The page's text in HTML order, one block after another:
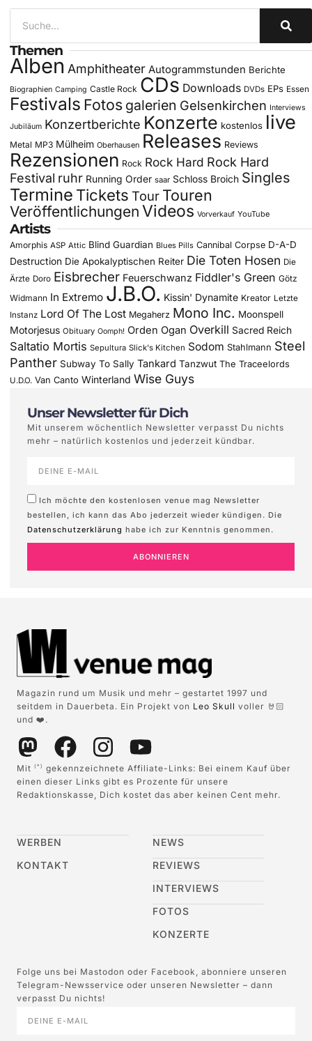
Themen
Alben Amphitheater Autogrammstunden Berichte
Biographien Camping Castle Rock CDs Downloads DVDs EPs Essen
Festivals Fotos galerien Gelsenkirchen Interviews
Jubiläum Konzertberichte Konzerte kostenlos live
Metal MP3 Mülheim Oberhausen Releases Reviews
Rezensionen Rock Rock Hard Rock Hard
Festival ruhr Running Order saar Schloss Broich Singles
Termine Tickets Tour Touren
Veröffentlichungen Videos Vorverkauf YouTube
Artists
Amorphis ASP Attic Blind Guardian Blues Pills Cannibal Corpse D-A-D
Destruction Die Apokalyptischen Reiter Die Toten Hosen Die
Ärzte Doro Eisbrecher Feuerschwanz Fiddler's Green Götz
Widmann In Extremo J.B.O. Kissin' Dynamite Kreator Letzte
Instanz Lord Of The Lost Megaherz Mono Inc. Moonspell
Motorjesus Obituary Oomph! Orden Ogan Overkill Sacred Reich
Saltatio Mortis Sepultura Slick's Kitchen Sodom Stahlmann Steel
Panther Subway To Sally Tankard Tanzwut The Traceelords
U.D.O. Van Canto Winterland Wise Guys
Unser Newsletter für Dich
Mit unserem wöchentlich Newsletter verpasst Du nichts
mehr – natürlich kostenlos und jederzeit kündbar.
Ich möchte den kostenlosen venue mag Newsletter
bestellen, ich kann das Abo jederzeit wieder kündigen. Die
Datenschutzerklärung habe ich zur Kenntnis genommen.
ABONNIEREN
Magazin rund um Musik und mehr – gestartet 1997 und
seitdem in Dauerbeta. Ein Projekt von Leo Skull voller 🤘🏻
und ❤️.
Mit (*)
gekennzeichnete Affiliate-Links: Bei einem Kauf über
einen dieser Links gibt es Prozente für unsere
Redaktionskasse, Dich kostet das aber keinen Cent mehr.
WERBEN
KONTAKT
NEWS
REVIEWS
INTERVIEWS
FOTOS
KONZERTE
Folge uns bei Mastodon oder Facebook, abonniere unseren
Telegram-Newsservice oder unseren Newsletter – dann
verpasst Du nichts!